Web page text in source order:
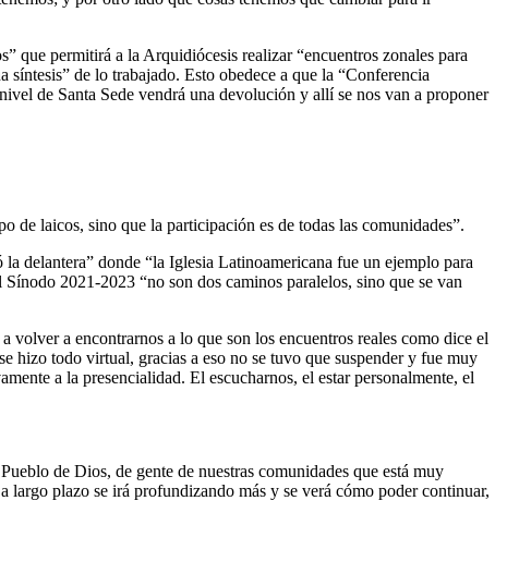
que permitirá a la Arquidiócesis realizar “encuentros zonales para
síntesis” de lo trabajado. Esto obedece a que la “Conferencia
de Santa Sede vendrá una devolución y allí se nos van a proponer
de laicos, sino que la participación es de todas las comunidades”.
delantera” donde “la Iglesia Latinoamericana fue un ejemplo para
2021-2023 “no son dos caminos paralelos, sino que se van
volver a encontrarnos a lo que son los encuentros reales como dice el
hizo todo virtual, gracias a eso no se tuvo que suspender y fue muy
a la presencialidad. El escucharnos, el estar personalmente, el
de Dios, de gente de nuestras comunidades que está muy
largo plazo se irá profundizando más y se verá cómo poder continuar,